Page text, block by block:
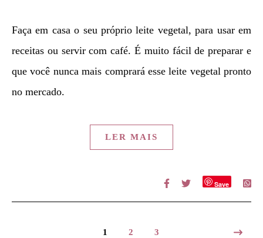
Faça em casa o seu próprio leite vegetal, para usar em
receitas ou servir com café. É muito fácil de preparar e
que você nunca mais comprará esse leite vegetal pronto
no mercado.
LER MAIS
Save
1 2 3